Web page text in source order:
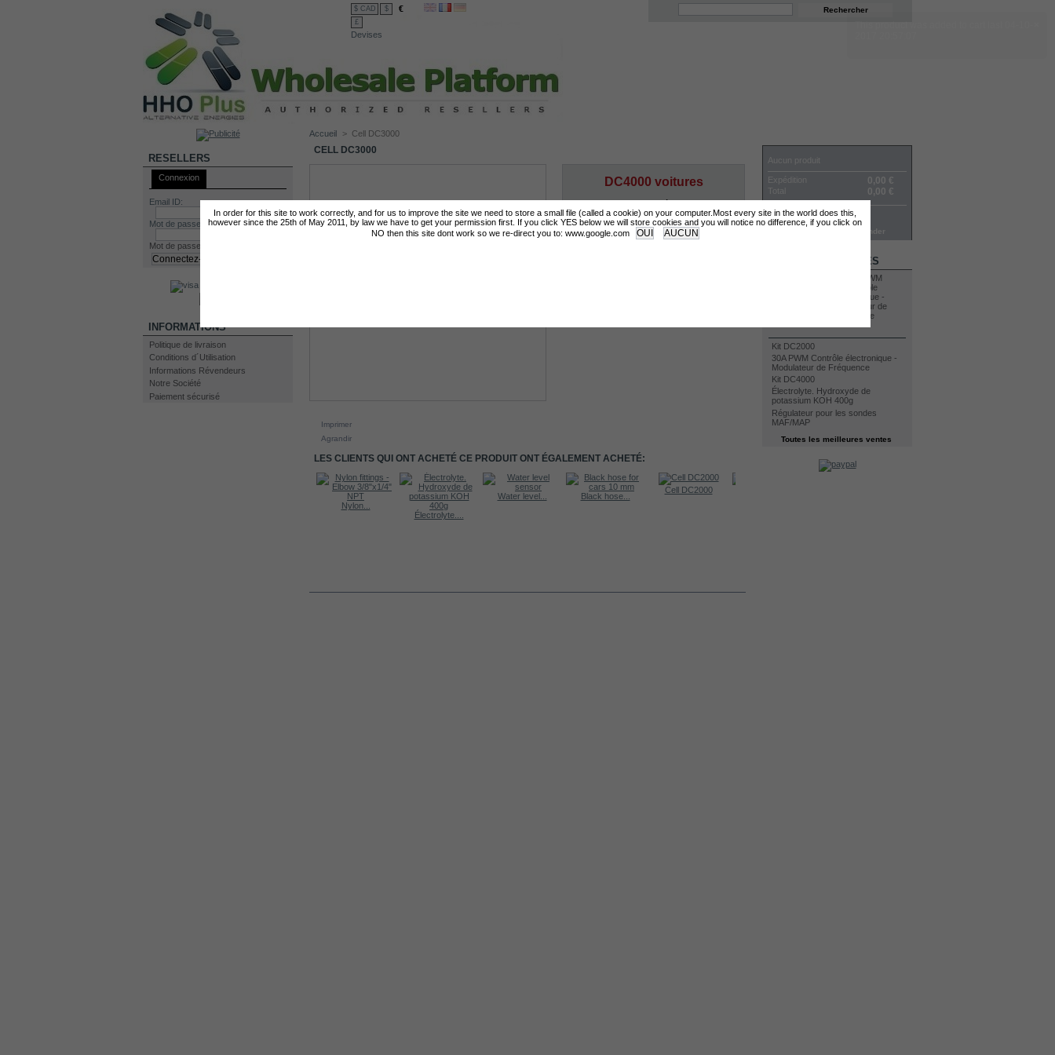
In order for this site to work correctly, and for us to improve the site we need to store a small file (called a cookie) on your computer.Most every site in the world does this,
however since the 25th of May 2011, by law we have to get your permission first. If you click YES below we will store cookies and you will notice no difference, if you click on
NO then this site dont work so we re-direct you to: www.google.com
$ CAD $ €
£
Devises
RESELLERS
Connexion
Email ID:
Mot de passe:
Mot de passe oublié?
INFORMATIONS
Politique de livraison
Conditions d´Utilisation
Informations Révendeurs
Notre Société
Paiement sécurisé
Accueil > Cell DC3000
CELL DC3000
Imprimer
Agrandir
DC4000 voitures
Plus de détails
Login for Prices & Ordering Options
LES CLIENTS QUI ONT ACHETÉ CE PRODUIT ONT ÉGALEMENT ACHETÉ:
Nylon...
Électrolyte....
Water level... Black hose...
Cell DC2000
Aucun produit
Expédition 0,00 €
Total 0,00 €
Les prix sont HT
Commander
MEILLEURES VENTES
Kit DC2000
30A PWM Contrôle électronique -
Modulateur de Fréquence
Kit DC4000
Électrolyte. Hydroxyde de
potassium KOH 400g
Régulateur pour les sondes
MAF/MAP
Toutes les meilleures ventes